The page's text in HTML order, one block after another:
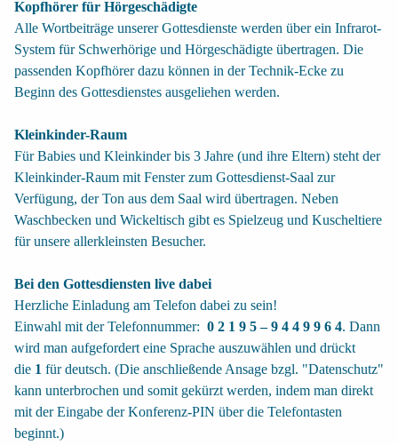
Kopfhörer für Hörgeschädigte
Alle Wortbeiträge unserer Gottesdienste werden über ein Infrarot-
System für Schwerhörige und Hörgeschädigte übertragen. Die
passenden Kopfhörer dazu können in der Technik-Ecke zu
Beginn des Gottesdienstes ausgeliehen werden.
Kleinkinder-Raum
Für Babies und Kleinkinder bis 3 Jahre (und ihre Eltern) steht der
Kleinkinder-Raum mit Fenster zum Gottesdienst-Saal zur
Verfügung, der Ton aus dem Saal wird übertragen. Neben
Waschbecken und Wickeltisch gibt es Spielzeug und Kuscheltiere
für unsere allerkleinsten Besucher.
Bei den Gottesdiensten live dabei
Herzliche Einladung am Telefon dabei zu sein!
Einwahl mit der Telefonnummer: 0 2 1 9 5 – 9 4 4 9 9 6 4. Dann
wird man aufgefordert eine Sprache auszuwählen und drückt
die 1 für deutsch. (Die anschließende Ansage bzgl. "Datenschutz"
kann unterbrochen und somit gekürzt werden, indem man direkt
mit der Eingabe der Konferenz-PIN über die Telefontasten
beginnt.)